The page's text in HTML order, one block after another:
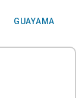
GUAYAMA